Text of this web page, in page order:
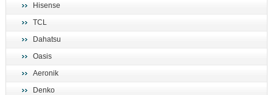
Hisense
TCL
Dahatsu
Oasis
Aeronik
Denko